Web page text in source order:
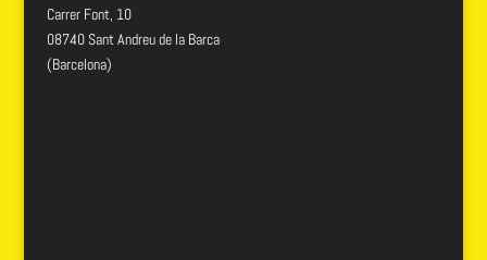
Carrer Font, 10
08740 Sant Andreu de la Barca
(Barcelona)